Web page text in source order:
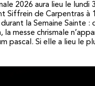
2026 aura lieu le lundi
Siffrein de Carpentras à
la Semaine Sainte :
messe chrismale
pascal. Si elle a lieu le